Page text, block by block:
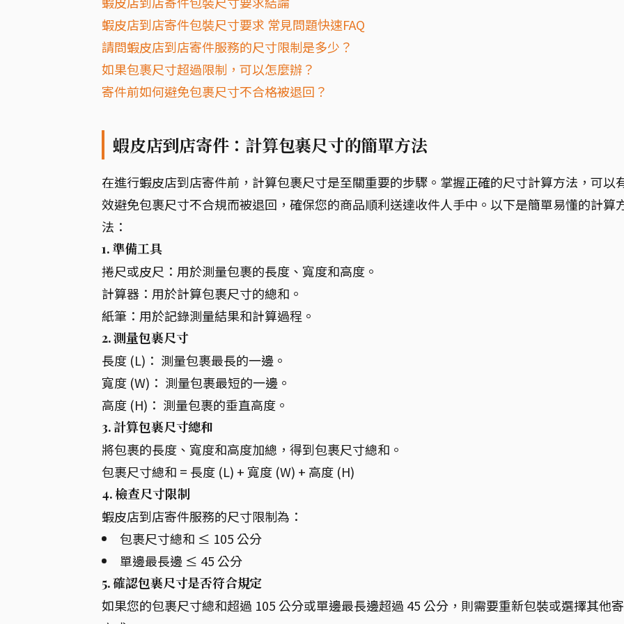
蝦皮店到店寄件包裝尺寸要求 常見問題快速FAQ
請問蝦皮店到店寄件服務的尺寸限制是多少？
如果包裹尺寸超過限制，可以怎麼辦？
寄件前如何避免包裹尺寸不合格被退回？
蝦皮店到店寄件：計算包裹尺寸的簡單方法
在進行蝦皮店到店寄件前，計算包裹尺寸是至關重要的步驟。掌握正確的尺寸計算方法，可以
效避免包裹尺寸不合規而被退回，確保您的商品順利送達收件人手中。以下是簡單易懂的計算
法：
1. 準備工具
捲尺或皮尺：用於測量包裹的長度、寬度和高度。
計算器：用於計算包裹尺寸的總和。
紙筆：用於記錄測量結果和計算過程。
2. 測量包裹尺寸
長度 (L)： 測量包裹最長的一邊。
寬度 (W)： 測量包裹最短的一邊。
高度 (H)： 測量包裹的垂直高度。
3. 計算包裹尺寸總和
將包裹的長度、寬度和高度加總，得到包裹尺寸總和。
包裹尺寸總和 = 長度 (L) + 寬度 (W) + 高度 (H)
4. 檢查尺寸限制
蝦皮店到店寄件服務的尺寸限制為：
包裹尺寸總和 ≤ 105 公分
單邊最長邊 ≤ 45 公分
5. 確認包裹尺寸是否符合規定
如果您的包裹尺寸總和超過 105 公分或單邊最長邊超過 45 公分，則需要重新包裝或選擇其他